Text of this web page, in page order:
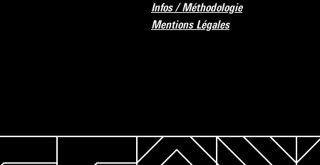
Infos / Méthodologie
Mentions Légales